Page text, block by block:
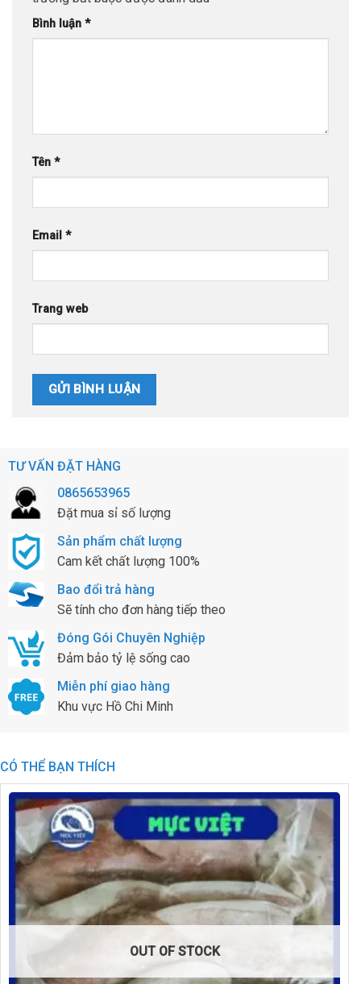
TƯ VẤN ĐẶT HÀNG
0865653965
Đặt mua sỉ số lượng
Sản phẩm chất lượng
Cam kết chất lượng 100%
Bao đổi trả hàng
Sẽ tính cho đơn hàng tiếp theo
Đóng Gói Chuyên Nghiệp
Đảm bảo tỷ lệ sống cao
Miễn phí giao hàng
Khu vực Hồ Chi Minh
CÓ THỂ BẠN THÍCH
OUT OF STOCK
Bình luận *
Tên *
Email *
Trang web